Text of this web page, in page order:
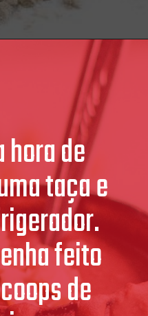
hora de
taça e
feito
de